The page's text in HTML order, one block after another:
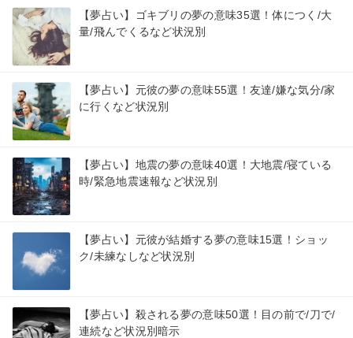
【夢占い】ゴキブリの夢の意味35選！体につく/大
量/飛んでくるなど状況別
【夢占い】元彼の夢の意味55選！友達/嫌な気分/家
に行くなど状況別
【夢占い】地震の夢の意味40選！大地震/寝ている
時/緊急地震速報など状況別
【夢占い】元彼が結婚する夢の意味15選！ショッ
ク/未練なしなど状況別
【夢占い】殺される夢の意味50選！目の前で/刀で/
連続など状況別暗示